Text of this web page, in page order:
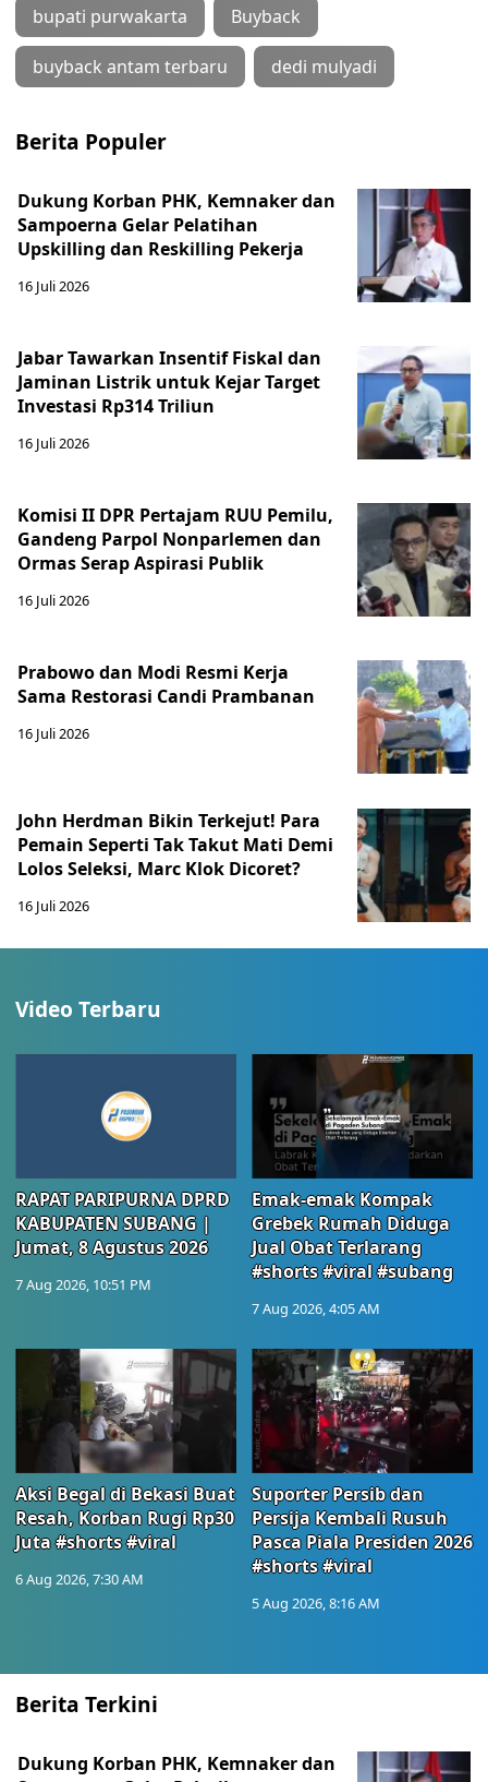
bupati purwakarta Buyback
buyback antam terbaru dedi mulyadi
Berita Populer
Dukung Korban PHK, Kemnaker dan
Sampoerna Gelar Pelatihan
Upskilling dan Reskilling Pekerja
16 Juli 2026
Jabar Tawarkan Insentif Fiskal dan
Jaminan Listrik untuk Kejar Target
Investasi Rp314 Triliun
16 Juli 2026
Komisi II DPR Pertajam RUU Pemilu,
Gandeng Parpol Nonparlemen dan
Ormas Serap Aspirasi Publik
16 Juli 2026
Prabowo dan Modi Resmi Kerja
Sama Restorasi Candi Prambanan
16 Juli 2026
John Herdman Bikin Terkejut! Para
Pemain Seperti Tak Takut Mati Demi
Lolos Seleksi, Marc Klok Dicoret?
16 Juli 2026
Video Terbaru
RAPAT PARIPURNA DPRD
KABUPATEN SUBANG |
Jumat, 8 Agustus 2026
7 Aug 2026, 10:51 PM
Emak-emak Kompak
Grebek Rumah Diduga
Jual Obat Terlarang
#shorts #viral #subang
7 Aug 2026, 4:05 AM
Aksi Begal di Bekasi Buat
Resah, Korban Rugi Rp30
Juta #shorts #viral
6 Aug 2026, 7:30 AM
Suporter Persib dan
Persija Kembali Rusuh
Pasca Piala Presiden 2026
#shorts #viral
5 Aug 2026, 8:16 AM
Berita Terkini
Dukung Korban PHK, Kemnaker dan